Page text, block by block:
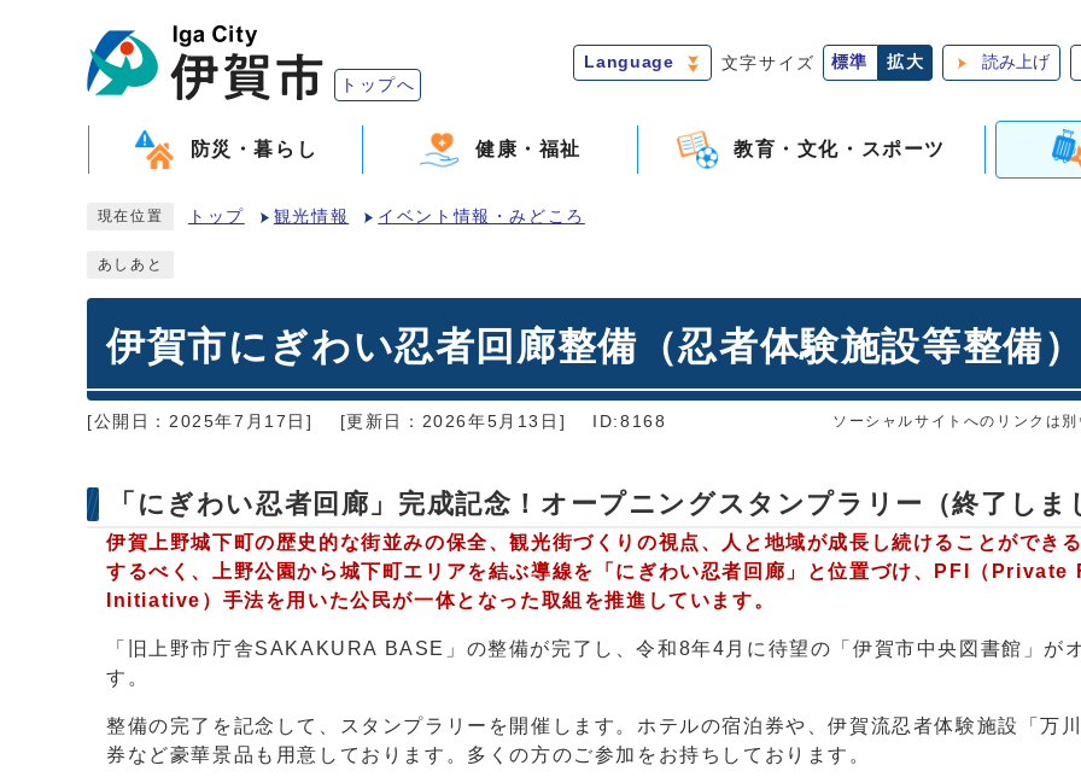
トップへ
Language 文字サイズ 標準 拡大 読み上げ
防災・暮らし 健康・福祉 教育・文化・スポーツ
現在位置 トップ 観光情報 イベント情報・みどころ
あしあと
伊賀市にぎわい忍者回廊整備（忍者体験施設等整備
[公開日：2025年7月17日] [更新日：2026年5月13日] ID:8168 ソーシャルサイトへのリンクは
「にぎわい忍者回廊」完成記念！オープニングスタンプラリー（終了しま
伊賀上野城下町の歴史的な街並みの保全、観光街づくりの視点、人と地域が成長し続けることができ
するべく、上野公園から城下町エリアを結ぶ導線を「にぎわい忍者回廊」と位置づけ、PFI（
Initiative）手法を用いた公民が一体となった取組を推進しています。
「旧上野市庁舎SAKAKURA BASE」の整備が完了し、令和8年4月に待望の「伊賀市中央図書館」が
す。
整備の完了を記念して、スタンプラリーを開催します。ホテルの宿泊券や、伊賀流忍者体験施設「万
券など豪華景品も用意しております。多くの方のご参加をお持ちしております。